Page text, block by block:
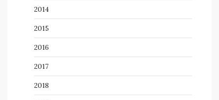
2014
2015
2016
2017
2018